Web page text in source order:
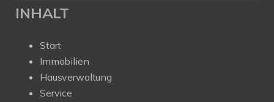
INHALT
Start
Immobilien
Hausverwaltung
Service